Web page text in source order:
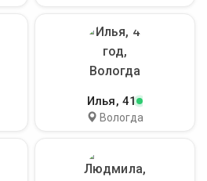
Илья, 41
Вологда